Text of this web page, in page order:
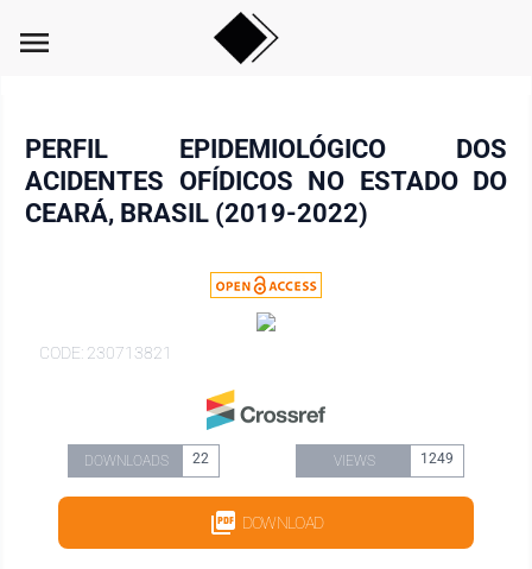
menu
PERFIL EPIDEMIOLÓGICO DOS
ACIDENTES OFÍDICOS NO ESTADO DO
CEARÁ, BRASIL (2019-2022)
CODE: 230713821
DOWNLOADS 22 VIEWS 1249
DOWNLOAD